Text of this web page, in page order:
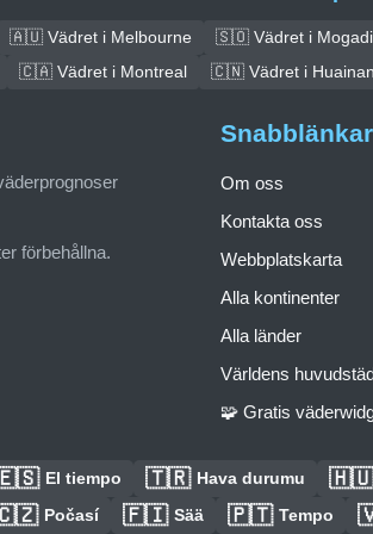
🇦🇺 Vädret i Melbourne 🇸🇴 Vädret i
🇨🇦 Vädret i Montreal 🇨🇳 Vädret i Huainan
förbehållna.
Snabblänkar
Om oss
Kontakta oss
Webbplatskarta
Alla kontinenter
Alla länder
Världens
🧩 Gratis
El tiempo 🇹🇷 Hava durumu 🇭🇺
Počasí 🇫🇮 Sää 🇵🇹 Tempo